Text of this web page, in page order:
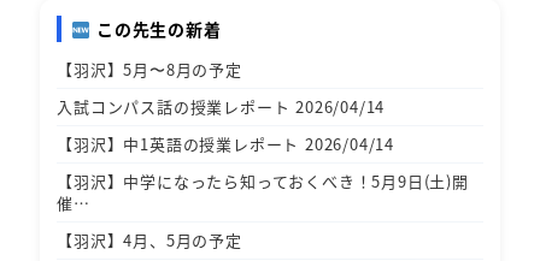
この先生の新着
【羽沢】5月〜8月の予定
入試コンパス話の授業レポート 2026/04/14
【羽沢】中1英語の授業レポート 2026/04/14
【羽沢】中学になったら知っておくべき！5月9日(土)開
催…
【羽沢】4月、5月の予定